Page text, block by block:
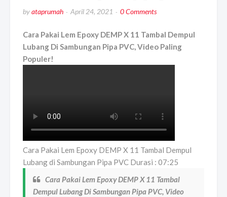
byataprumah April 24, 2021 0 Comments
Cara Pakai Lem Epoxy DEMP X 11 Tambal Dempul
Lubang Di Sambungan Pipa PVC, Video Paling
Populer!
Cara Pakai Lem Epoxy DEMP X 11 Tambal Dempul
Lubang di Sambungan Pipa PVC Durasi : 07:25
Cara Pakai Lem Epoxy DEMP X 11 Tambal
Dempul Lubang Di Sambungan Pipa PVC, Video